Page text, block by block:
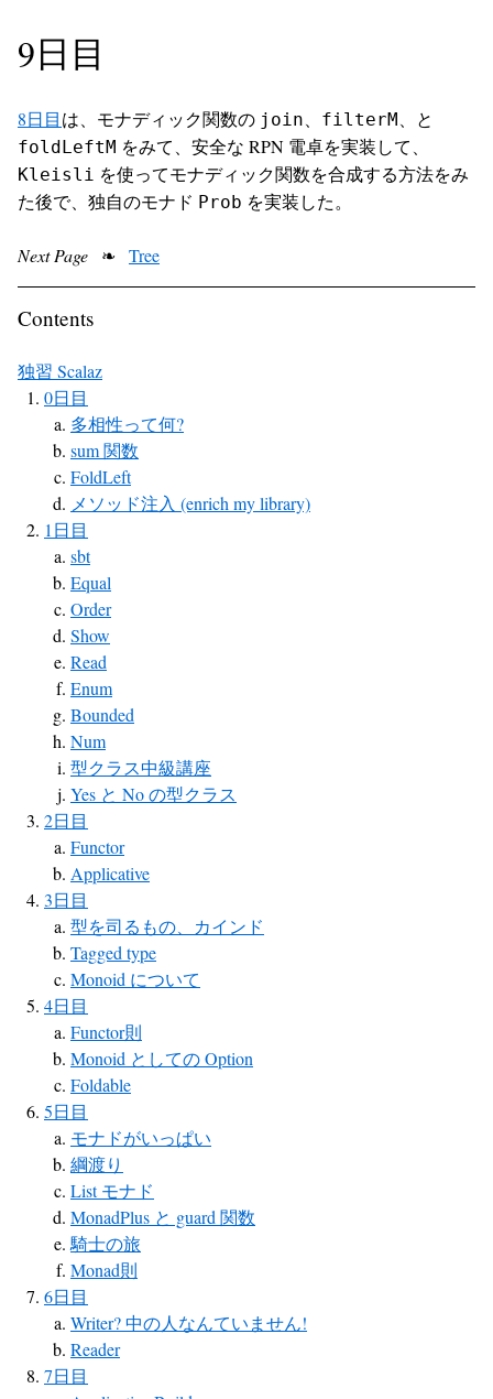
9日目
8日目は、モナディック関数の join filterM 、と
foldLeftM をみて、安全な RPN 電卓を実装して、
Kleisli を使ってモナディック関数を合成する方法をみ
た後で、独自のモナド Prob を実装した。
Next Page ❧ Tree
Contents
独習 Scalaz
0日目
多相性って何?
sum 関数
FoldLeft
メソッド注入 (enrich my library)
1日目
sbt
Equal
Order
Show
Read
Enum
Bounded
Num
型クラス中級講座
Yes と No の型クラス
2日目
Functor
Applicative
3日目
型を司るもの、カインド
Tagged type
Monoid について
4日目
Functor則
Monoid としての Option
Foldable
5日目
モナドがいっぱい
綱渡り
List モナド
MonadPlus と guard 関数
騎士の旅
Monad則
6日目
Writer? 中の人なんていません!
Reader
7日目